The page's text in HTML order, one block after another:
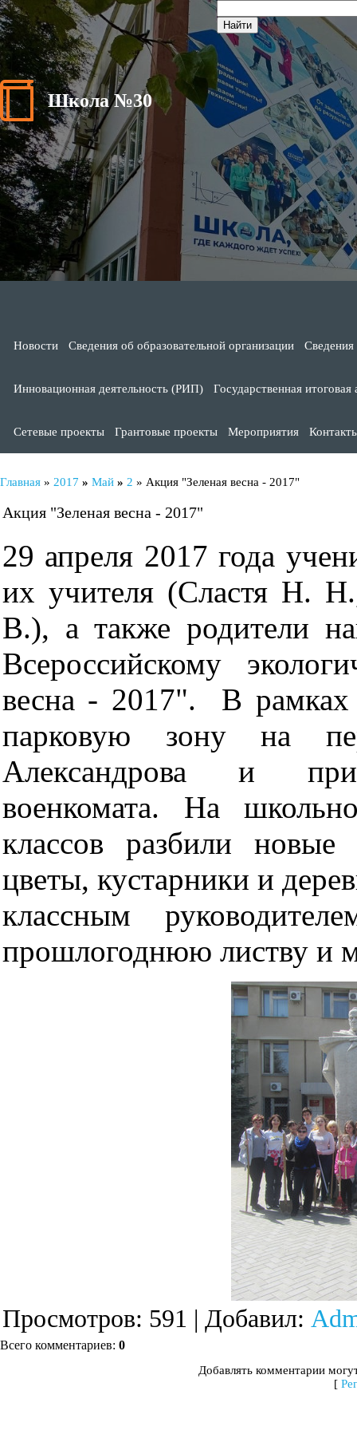
Школа №30
Новости Сведения об образовательной организации Сведения
Инновационная деятельность (РИП) Государственная итоговая
Сетевые проекты Грантовые проекты Мероприятия
Главная » 2017 » Май » 2 » Акция "Зеленая весна - 2017"
Акция "Зеленая весна - 2017"
29 апреля 2017 года
их учителя (Сластя Н.
В.), а также родители
Всероссийскому
весна - 2017". В рамках
парковую зону на
Александрова и
военкомата. На
классов разбили
цветы, кустарники и
классным
прошлогоднюю листву и
Просмотров: 591 | Добавил:
Всего комментариев: 0
Добавлять комментарии
[